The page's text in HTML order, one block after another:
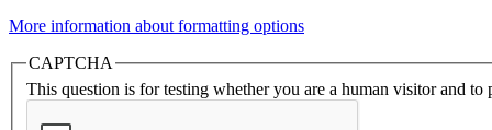
More information about formatting options
CAPTCHA
This question is for testing whether you are a human visitor and to